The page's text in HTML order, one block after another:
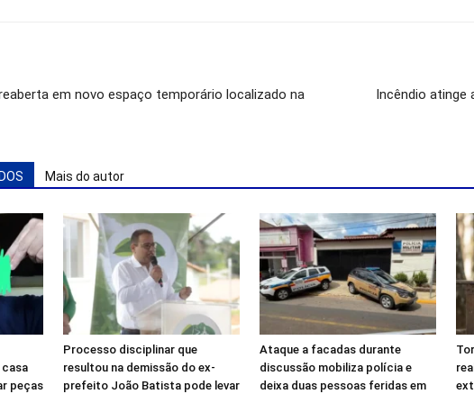
em novo espaço temporário localizado na
Incêndio atinge
Mais do autor
casa
peças
Processo disciplinar que
resultou na demissão do ex-
prefeito João Batista pode levar
Ataque a facadas durante
discussão mobiliza polícia e
deixa duas pessoas feridas em